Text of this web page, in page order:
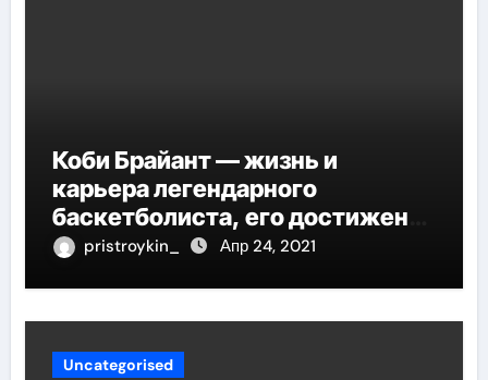
Коби Брайант — жизнь и
карьера легендарного
баскетболиста, его достижения
и наследие
pristroykin_ Апр 24, 2021
Uncategorised